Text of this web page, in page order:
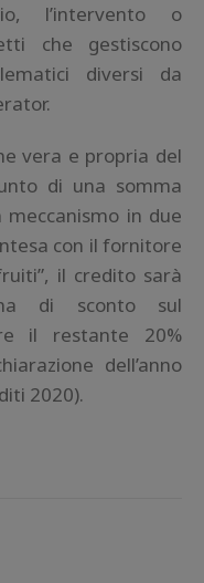
l’intervento o
che gestiscono
diversi da
vera e propria del
di una somma
in due
con il fornitore
il credito sarà
di sconto sul
il restante 20%
dell’anno
2020).